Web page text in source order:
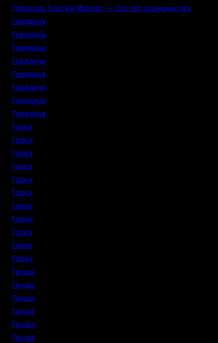
Габриэль Гарсиа Маркес — Сто лет одиночества
Говядина
Говядина
Говядина
Говядина
Говядина
Говядина
Говядина
Говядина
Горох
Горох
Горох
Горох
Горох
Горох
Горох
Горох
Горох
Горох
Горох
Груша
Груша
Груша
Груша
Груша
Груша